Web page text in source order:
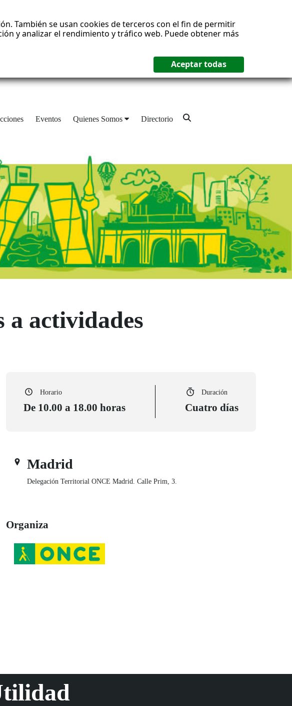
También se usan cookies de terceros con el fin de permitir
y analizar el rendimiento y tráfico web. Puede obtener más
Eventos Quienes Somos Directorio
a actividades
Horario
De 10.00 a 18.00 horas
Duración
Cuatro días
Madrid
Delegación Territorial ONCE Madrid. Calle Prim, 3.
Organiza